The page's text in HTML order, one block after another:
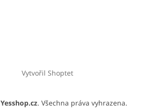
Vytvořil Shoptet
Yesshop.cz. Všechna práva vyhrazena.